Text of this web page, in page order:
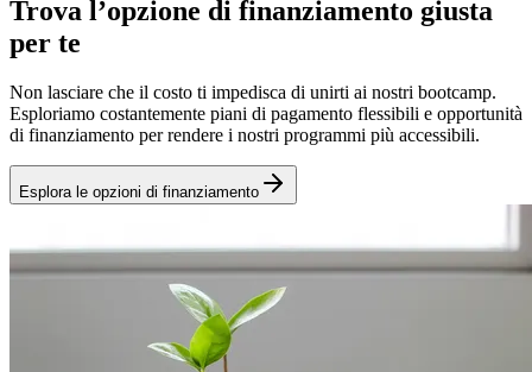
Trova l’opzione di finanziamento giusta
per te
Non lasciare che il costo ti impedisca di unirti ai nostri bootcamp.
Esploriamo costantemente piani di pagamento flessibili e opportunità
di finanziamento per rendere i nostri programmi più accessibili.
Esplora le opzioni di finanziamento